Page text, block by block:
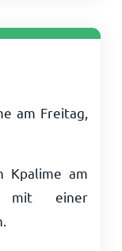
am Freitag,
Kpalime am
mit einer